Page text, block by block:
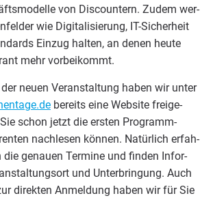
von Dis­coun­tern. Zudem wer­
wie Digi­ta­li­sie­rung, IT-Sicher­heit
Ein­zug hal­ten, an denen heu­te
mehr vorbeikommt.
neu­en Ver­an­stal­tung haben wir unter
bereits eine Web­site frei­ge­
schon jetzt die ers­ten Pro­gramm­
nach­le­sen kön­nen. Natür­lich erfah­
die genau­en Ter­mi­ne und fin­den Infor­
und Unter­brin­gung. Auch
direk­ten Anmel­dung haben wir für Sie